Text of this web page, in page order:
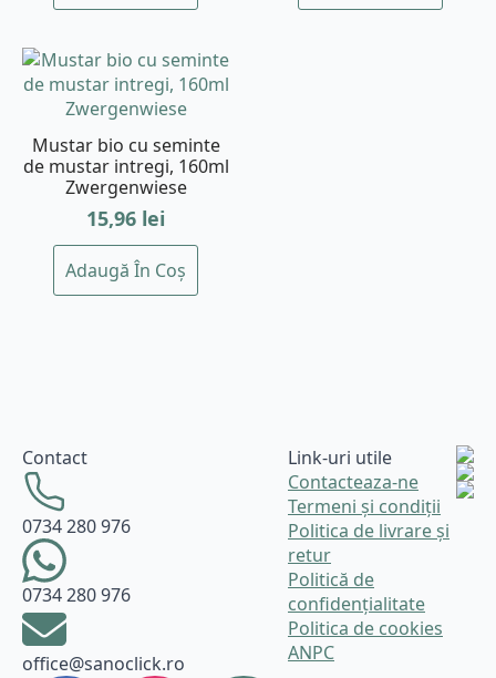
Mustar bio cu seminte
de mustar intregi, 160ml
Zwergenwiese
15,96 lei
Adaugă În Coș
Contact
0734 280 976
0734 280 976
office@sanoclick.ro
Link-uri utile
Contacteaza-ne
Termeni și condiții
Politica de livrare și
retur
Politică de
confidențialitate
Politica de cookies
ANPC